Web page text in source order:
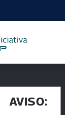
AVISO: